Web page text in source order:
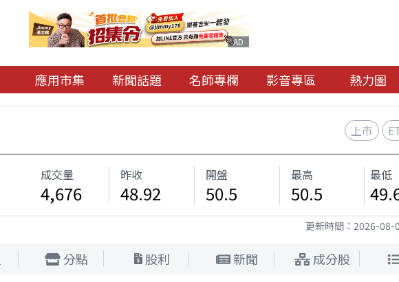
AD
應用市集 新聞話題 名師專欄 影音專區 熱力圖
上市
成交量
4,676
昨收
48.92
開盤
50.5
最高
50.5
最低
更新時間： 2026-08-
分點 股利 新聞 成分股